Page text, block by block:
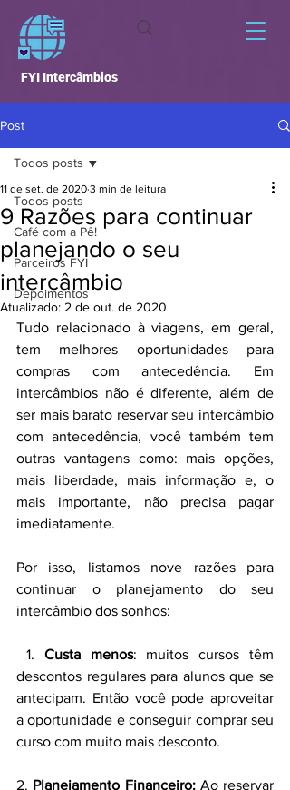
FYI Intercâmbios
Post
Todos posts
Café com a Pê!
Parceiros FYI
Depoimentos
Todos posts
9 Razões para continuar
planejando o seu
intercâmbio
11 de set. de 2020 3 min de leitura
Atualizado: 2 de out. de 2020
Tudo relacionado à viagens, em geral,
tem melhores oportunidades para
compras com antecedência. Em
intercâmbios não é diferente, além de
ser mais barato reservar seu intercâmbio
com antecedência, você também tem
outras vantagens como: mais opções,
mais liberdade, mais informação e, o
mais importante, não precisa pagar
imediatamente.
Por isso, listamos nove razões para
continuar o planejamento do seu
intercâmbio dos sonhos:
1. Custa menos: muitos cursos têm
descontos regulares para alunos que se
antecipam. Então você pode aproveitar
a oportunidade e conseguir comprar seu
curso com muito mais desconto.
2. Planejamento Financeiro: Ao reservar